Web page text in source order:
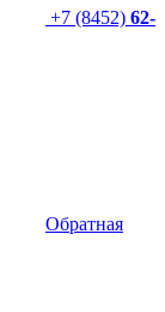
+7 (8452) 62-
Обратная